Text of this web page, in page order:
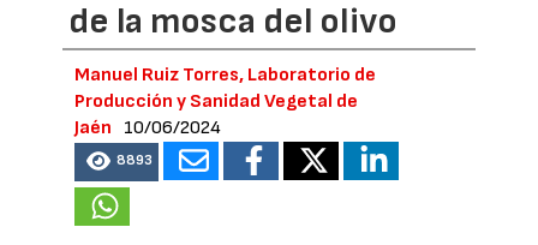
de la mosca del olivo
Manuel Ruiz Torres, Laboratorio de
Producción y Sanidad Vegetal de
Jaén
10/06/2024
8893